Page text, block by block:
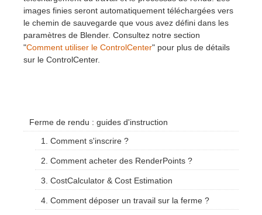
images finies seront automatiquement téléchargées vers
le chemin de sauvegarde que vous avez défini dans les
paramètres de Blender. Consultez notre section
"Comment utiliser le ControlCenter" pour plus de détails
sur le ControlCenter.
Ferme de rendu : guides d'instruction
1. Comment s'inscrire ?
2. Comment acheter des RenderPoints ?
3. CostCalculator & Cost Estimation
4. Comment déposer un travail sur la ferme ?